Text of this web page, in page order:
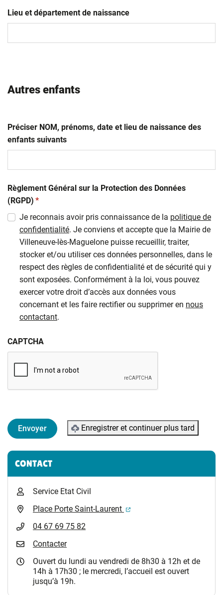
slash
MM
Lieu et département de naissance
Autres enfants
Préciser NOM, prénoms, date et lieu de naissance des
enfants suivants
Règlement Général sur la Protection des Données
(RGPD) (obligatoire)
*
Je reconnais avoir pris connaissance de la politique de
confidentialité. Je conviens et accepte que la Mairie de
Villeneuve-lès-Maguelone puisse recueillir, traiter,
stocker et/ou utiliser ces données personnelles, dans le
respect des règles de confidentialité et de sécurité qui y
sont exposées. Conformément à la loi, vous pouvez
exercer votre droit d’accès aux données vous
concernant et les faire rectifier ou supprimer en nous
contactant.
CAPTCHA
Enregistrer et continuer plus tard
Informations complémentaires
CONTACT
Service Etat Civil
Place Porte Saint-Laurent
(ouverture dans un
04 67 69 75 82
Contacter
Ouvert du lundi au vendredi de 8h30 à 12h et de
14h à 17h30 ; le mercredi, l’accueil est ouvert
jusqu’à 19h.